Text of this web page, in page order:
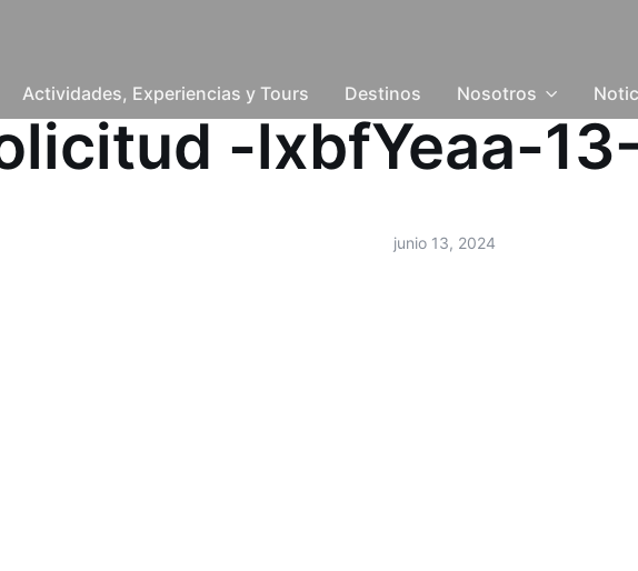
Actividades, Experiencias y Tours Destinos Nosotros
-lxbfYeaa-
junio 13, 2024